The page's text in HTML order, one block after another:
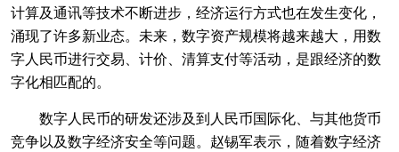
计算及通讯等技术不断进步，经济运行方式也在发生变化，
涌现了许多新业态。未来，数字资产规模将越来越大，用数
字人民币进行交易、计价、清算支付等活动，是跟经济的数
字化相匹配的。
数字人民币的研发还涉及到人民币国际化、与其他货币
竞争以及数字经济安全等问题。赵锡军表示，随着数字经济